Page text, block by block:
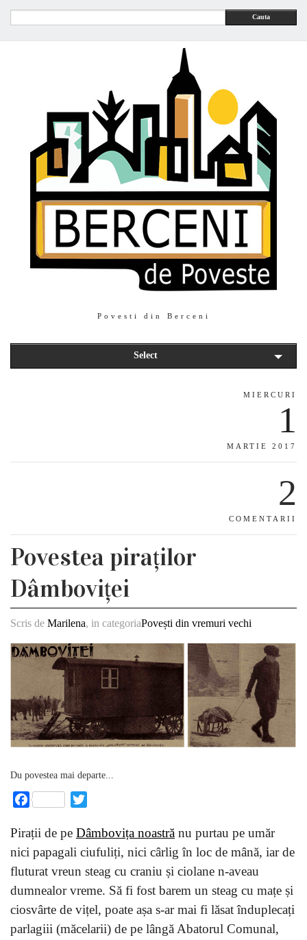
Cauta
Povesti din Berceni
Select
MIERCURI
1
MARTIE 2017
2
COMENTARII
Povestea piraților
Dâmboviței
Scris de Marilena, in categoriaPovești din vremuri vechi
Du povestea mai departe...
Facebook
Pirații de pe Dâmbovița noastră nu purtau pe umăr
nici papagali ciufuliți, nici cârlig în loc de mână, iar de
fluturat vreun steag cu craniu și ciolane n-aveau
dumnealor vreme. Să fi fost barem un steag cu mațe și
ciosvârte de vițel, poate așa s-ar mai fi lăsat înduplecați
parlagiii (măcelarii) de pe lângă Abatorul Comunal,